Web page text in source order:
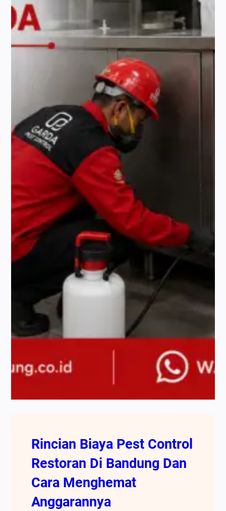
Rincian Biaya Pest Control
Restoran Di Bandung Dan
Cara Menghemat
Anggarannya